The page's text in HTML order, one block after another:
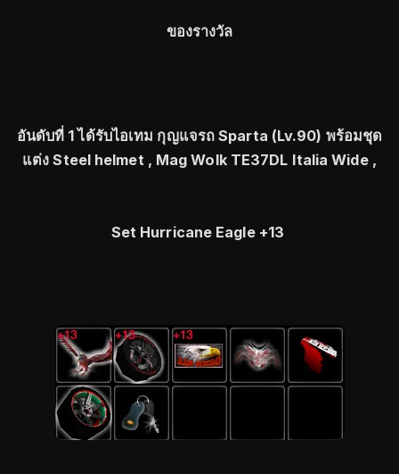
ของรางวัล
อันดับที่ 1 ได้รับไอเทม กุญแจรถ Sparta (Lv.90) พร้อมชุด
แต่ง Steel helmet , Mag Wolk TE37DL Italia Wide ,
Set Hurricane Eagle +13